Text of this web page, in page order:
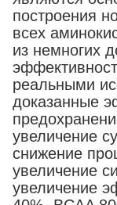
построения
всех
из немногих
реальными
доказанные
увеличение
снижение
увеличение
увеличение